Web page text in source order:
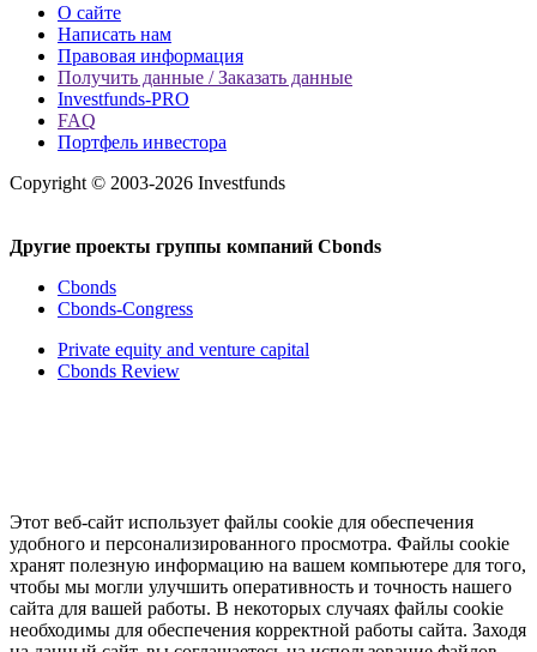
О сайте
Написать нам
Правовая информация
Получить данные / Заказать данные
Investfunds-PRO
FAQ
Портфель инвестора
Copyright © 2003-2026 Investfunds
Другие проекты группы компаний Cbonds
Cbonds
Cbonds-Congress
Private equity and venture capital
Cbonds Review
Этот веб-сайт использует файлы cookie для обеспечения
удобного и персонализированного просмотра. Файлы cookie
хранят полезную информацию на вашем компьютере для того,
чтобы мы могли улучшить оперативность и точность нашего
сайта для вашей работы. В некоторых случаях файлы cookie
необходимы для обеспечения корректной работы сайта. Заходя